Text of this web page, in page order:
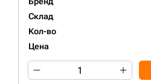
Склад
Кол-во
Цена